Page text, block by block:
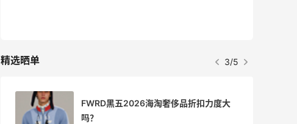
精选晒单 4/5
兰蔻粉金管新色212哪个网站可以海淘？
在线等！